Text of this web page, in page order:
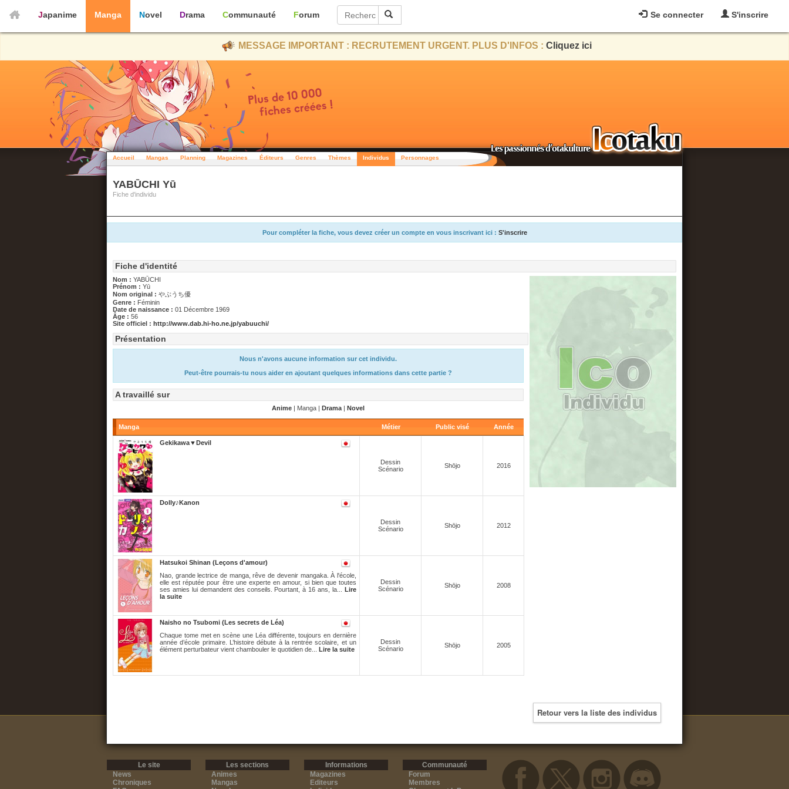
Se connecter S'inscrire
Japanime Manga Novel Drama Communauté Forum
MESSAGE IMPORTANT : RECRUTEMENT URGENT. PLUS D'INFOS : Cliquez ici
Accueil Mangas Planning Magazines Éditeurs Genres Thèmes Individus Personnages
YABŪCHI Yū
Fiche d'individu
Pour compléter la fiche, vous devez créer un compte en vous inscrivant ici : S'inscrire
Fiche d'identité
Nom : YABŪCHI
Prénom : Yū
Nom original : やぶうち優
Genre : Féminin
Date de naissance : 01 Décembre 1969
Âge : 56
Site officiel : http://www.dab.hi-ho.ne.jp/yabuuchi/
Présentation
Nous n'avons aucune information sur cet individu.
Peut-être pourrais-tu nous aider en ajoutant quelques informations dans cette partie ?
A travaillé sur
Anime | Manga | Drama | Novel
Manga Métier Public visé Année
Gekikawa▼Devil
Dessin
Scénario
Shōjo 2016
Dolly♪Kanon
Dessin
Scénario
Shōjo 2012
Hatsukoi Shinan (Leçons d'amour)
Nao, grande lectrice de manga, rêve de devenir mangaka. À l'école,
elle est réputée pour être une experte en amour, si bien que toutes
ses amies lui demandent des conseils. Pourtant, à 16 ans, la... Lire
la suite
Dessin
Scénario
Shōjo 2008
Naisho no Tsubomi (Les secrets de Léa)
Chaque tome met en scène une Léa différente, toujours en dernière
année d’école primaire. L’histoire débute à la rentrée scolaire, et un
élément perturbateur vient chambouler le quotidien de... Lire la suite
Dessin
Scénario
Shōjo 2005
Retour vers la liste des individus
Le site
News
Chroniques
Les sections
Animes
Mangas
Informations
Magazines
Editeurs
Communauté
Forum
Membres